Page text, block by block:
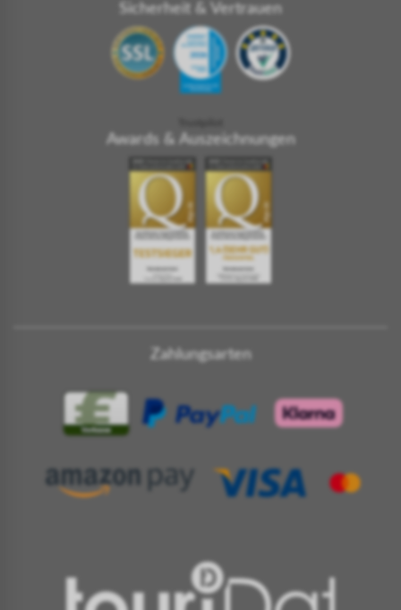
Sicherheit & Vertrauen
Awards & Auszeichnungen
Zahlungsarten